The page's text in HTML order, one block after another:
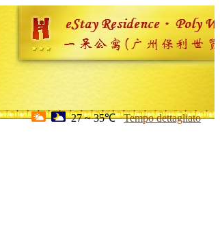
27 ~ 35℃ Tempo dettagliato